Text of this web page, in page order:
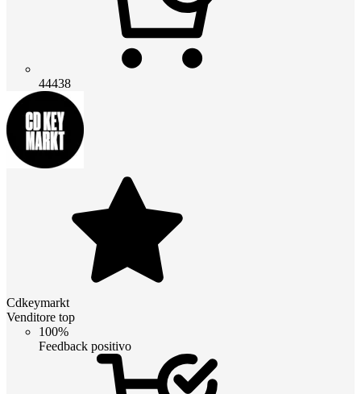
44438
Cdkeymarkt
Venditore top
100%
Feedback positivo